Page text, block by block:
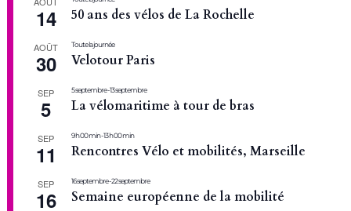
14 50 ans des vélos de La Rochelle
AOÛT
30
Toute la journée
Velotour Paris
SEP
5
5 septembre-13 septembre
La vélomaritime à tour de bras
SEP
11
9 h 00 min-13 h 00 min
Rencontres Vélo et mobilités, Marseille
SEP
16
16 septembre-22 septembre
Semaine européenne de la mobilité